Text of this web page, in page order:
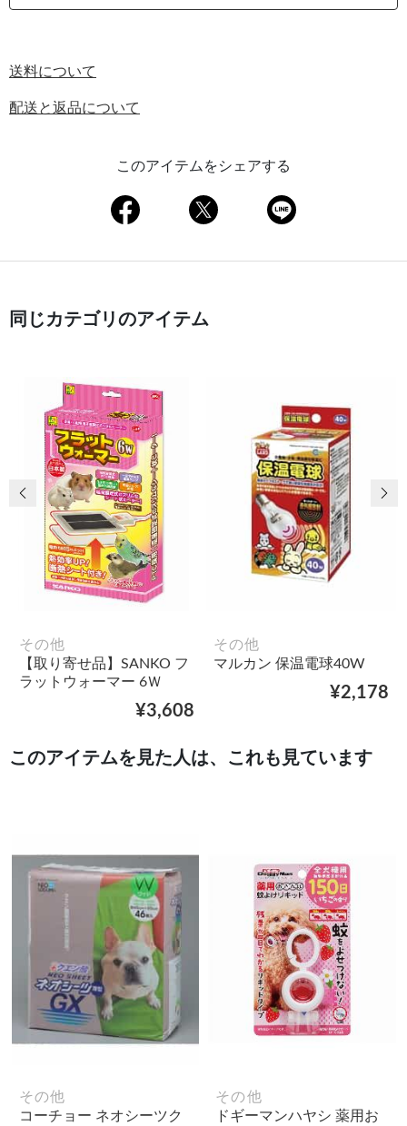
送料について
配送と返品について
このアイテムをシェアする
同じカテゴリのアイテム
その他
【取り寄せ品】SANKO フ
ラットウォーマー 6Ｗ
¥3,608
その他
マルカン 保温電球40W
¥2,178
前の画像 次
このアイテムを見た人は、これも見ています
その他
コーチョー ネオシーツク
その他
ドギーマンハヤシ 薬用お